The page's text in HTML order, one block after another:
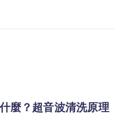
麼？超音波清洗原理